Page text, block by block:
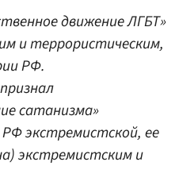
движение ЛГБТ»
и террористическим,
РФ.
признал
сатанизма»
РФ экстремистской, ее
экстремистским и